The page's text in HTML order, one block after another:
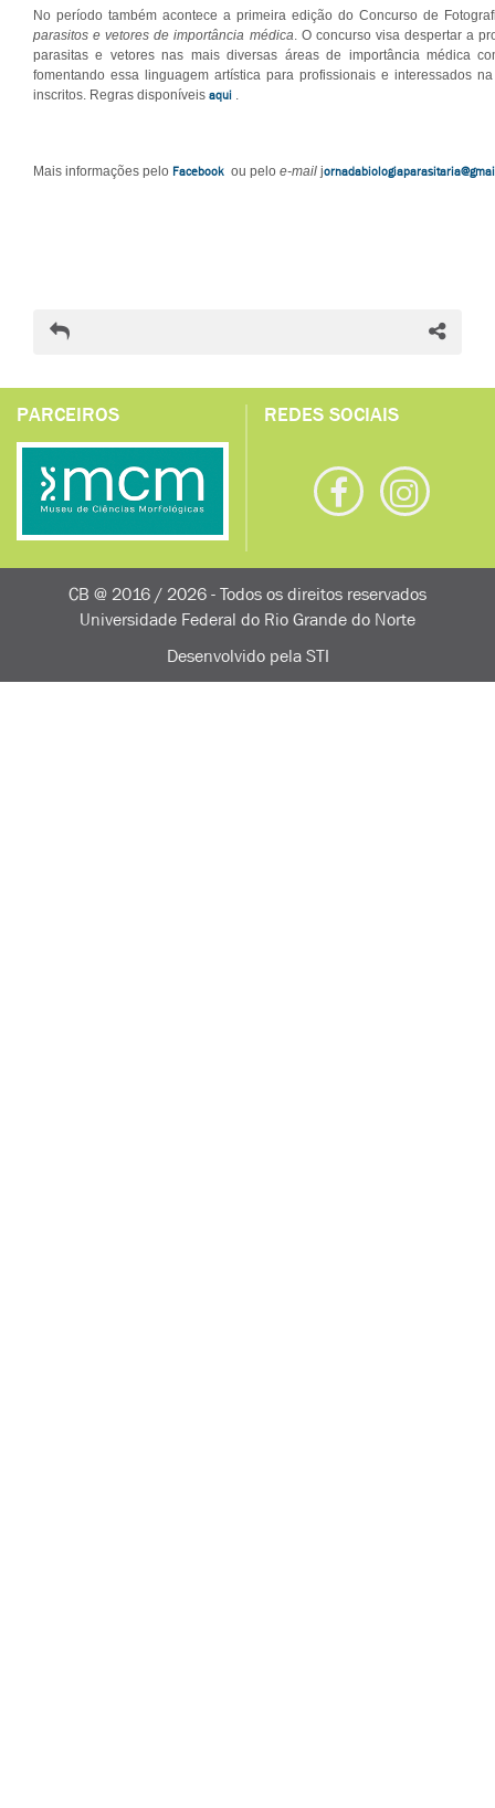
No período também acontece a primeira edição do Concurso de
parasitos e vetores de importância médica. O concurso visa despertar a
parasitas e vetores nas mais diversas áreas de importância médica
fomentando essa linguagem artística para profissionais e interessados
inscritos. Regras disponíveis aqui .
Mais informações pelo Facebook ou pelo e-mail j
PARCEIROS REDES SOCIAIS
CB @ 2016 / 2026 - Todos os direitos reservados
Universidade Federal do Rio Grande do Norte
Desenvolvido pelaSTI